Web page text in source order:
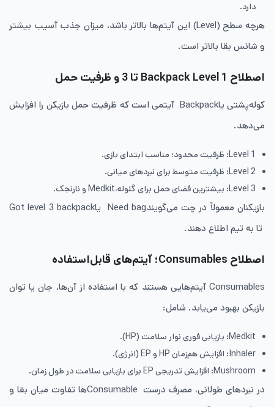
دارد.
هرچه سطح (Level) این آیتم‌ها بالاتر باشد، میزان جذب آسیب بیشتر
و شانس بقا بالاتر است.
اصطلاح Backpack Level 1 تا 3 و ظرفیت حمل
کوله‌پشتی یاBackpack آیتمی است که ظرفیت حمل بازیکن را افزایش
می‌دهد.
Level 1: ظرفیت محدود؛ مناسب ابتدای بازی.
Level 2: ظرفیت متوسط برای نبردهای میانی.
Level 3: بیشترین فضای حمل برای گلوله،Medkit و نارنجک.
بازیکنان معمولاً در چت می‌گویندNeed bag یاGot level 3 backpack
تا به تیم اطلاع دهند.
اصطلاح Consumables؛ آیتم‌های قابل‌استفاده
Consumables آیتم‌هایی هستند که با استفاده از آن‌ها، جان یا توان
بازیکن بهبود می‌یابد. شامل:
Medkit: بازیابی فوری نوار سلامت (HP).
Inhaler: افزایش هم‌زمان HP و EP (انرژی).
Mushroom: افزایش تدریجی EP برای بازیابی سلامت در طول زمان.
در نبردهای طولانی، مصرف درست Consumableها تفاوت میان بقا و